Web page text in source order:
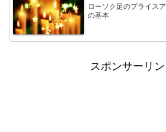
ローソク足のプライス
の基本
スポンサーリン